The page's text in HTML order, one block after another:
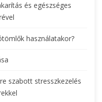
és egészséges
használatakor?
szabott stresszkezelés